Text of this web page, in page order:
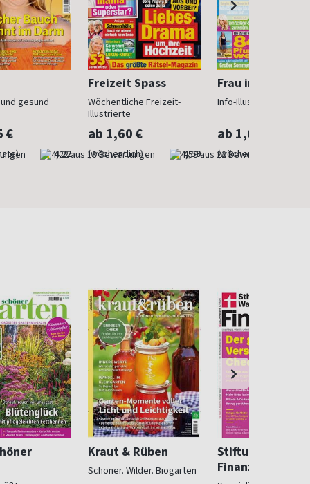
gesund
€
4,22
Freizeit Spass
Wöchentliche Freizeit-
Illustrierte
ab 1,60 €
(wöchentlich) 4,59
Frau im Trend
Info-Illustrierte für
ab 1,60 €
(wöchentlich)
Kraut & Rüben
Schöner. Wilder. Biogarten
Stiftung
Finanzen